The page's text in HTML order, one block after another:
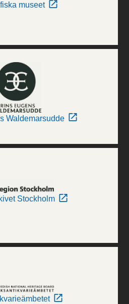
museet
Waldemarsudde
Stockholm